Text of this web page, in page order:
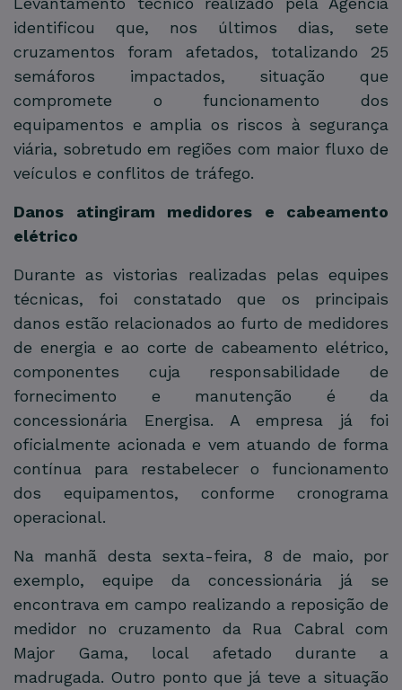
identificou que, nos últimos dias, sete
cruzamentos foram afetados, totalizando 25
semáforos impactados, situação que
compromete o funcionamento dos
equipamentos e amplia os riscos à segurança
viária, sobretudo em regiões com maior fluxo de
veículos e conflitos de tráfego.
Danos atingiram medidores e cabeamento
elétrico
Durante as vistorias realizadas pelas equipes
técnicas, foi constatado que os principais
danos estão relacionados ao furto de medidores
de energia e ao corte de cabeamento elétrico,
componentes cuja responsabilidade de
fornecimento e manutenção é da
concessionária Energisa. A empresa já foi
oficialmente acionada e vem atuando de forma
contínua para restabelecer o funcionamento
dos equipamentos, conforme cronograma
operacional.
Na manhã desta sexta-feira, 8 de maio, por
exemplo, equipe da concessionária já se
encontrava em campo realizando a reposição de
medidor no cruzamento da Rua Cabral com
Major Gama, local afetado durante a
madrugada. Outro ponto que já teve a situação